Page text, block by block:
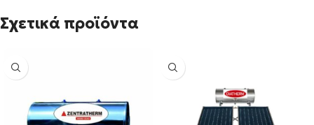
Σχετικά προϊόντα